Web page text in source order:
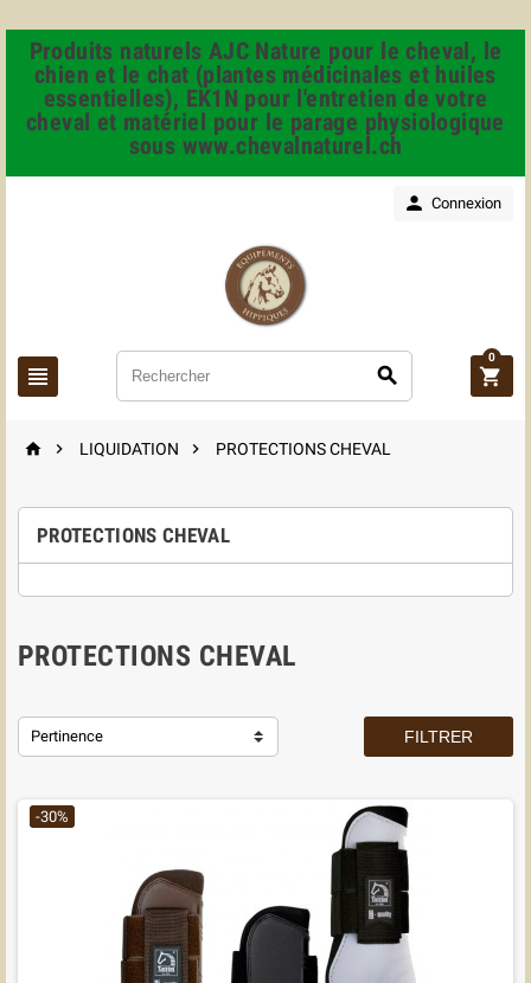
Produits naturels AJC Nature pour le cheval, le
chien et le chat (plantes médicinales et huiles
essentielles), EK1N pour l'entretien de votre
cheval et matériel pour le parage physiologique
sous www.chevalnaturel.ch
 Connexion
  
0
  LIQUIDATION  PROTECTIONS CHEVAL
PROTECTIONS CHEVAL
PROTECTIONS CHEVAL
Pertinence FILTRER
-30%